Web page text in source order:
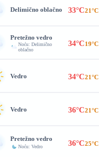
Delimično oblačno 33°C21°C
Pretežno vedro
Noću: Delimično
oblačno
34°C19°C
Vedro 34°C21°C
Vedro 36°C21°C
Pretežno vedro
Noću: Vedro 36°C25°C